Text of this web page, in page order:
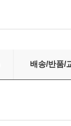
배송/반품/